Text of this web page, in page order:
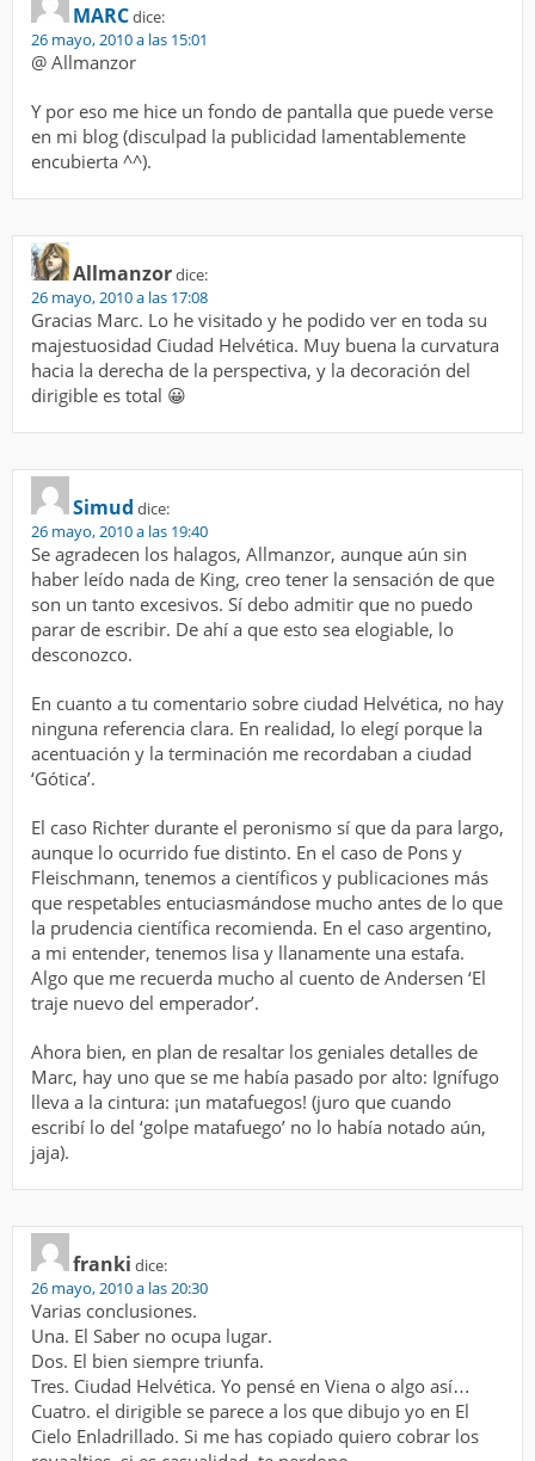
MARCdice:
26 mayo, 2010 a las 15:01
@ Allmanzor
Y por eso me hice un fondo de pantalla que puede verse
en mi blog (disculpad la publicidad lamentablemente
encubierta ^^).
Allmanzordice:
26 mayo, 2010 a las 17:08
Gracias Marc. Lo he visitado y he podido ver en toda su
majestuosidad Ciudad Helvética. Muy buena la curvatura
hacia la derecha de la perspectiva, y la decoración del
dirigible es total 😀
Simud dice:
26 mayo, 2010 a las 19:40
Se agradecen los halagos, Allmanzor, aunque aún sin
haber leído nada de King, creo tener la sensación de que
son un tanto excesivos. Sí debo admitir que no puedo
parar de escribir. De ahí a que esto sea elogiable, lo
desconozco.
En cuanto a tu comentario sobre ciudad Helvética, no hay
ninguna referencia clara. En realidad, lo elegí porque la
acentuación y la terminación me recordaban a ciudad
‘Gótica’.
El caso Richter durante el peronismo sí que da para largo,
aunque lo ocurrido fue distinto. En el caso de Pons y
Fleischmann, tenemos a científicos y publicaciones más
que respetables entuciasmándose mucho antes de lo que
la prudencia científica recomienda. En el caso argentino,
a mi entender, tenemos lisa y llanamente una estafa.
Algo que me recuerda mucho al cuento de Andersen ‘El
traje nuevo del emperador’.
Ahora bien, en plan de resaltar los geniales detalles de
Marc, hay uno que se me había pasado por alto: Ignífugo
lleva a la cintura: ¡un matafuegos! (juro que cuando
escribí lo del ‘golpe matafuego’ no lo había notado aún,
jaja).
franki dice:
26 mayo, 2010 a las 20:30
Varias conclusiones.
Una. El Saber no ocupa lugar.
Dos. El bien siempre triunfa.
Tres. Ciudad Helvética. Yo pensé en Viena o algo así…
Cuatro. el dirigible se parece a los que dibujo yo en El
Cielo Enladrillado. Si me has copiado quiero cobrar los